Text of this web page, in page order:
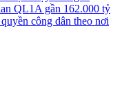
QL1A gần 162.000 tỷ
công dân theo nơi